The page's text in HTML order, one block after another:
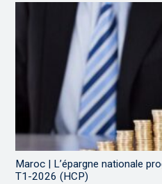
Maroc | L’épargne nationale
T1-2026 (HCP)